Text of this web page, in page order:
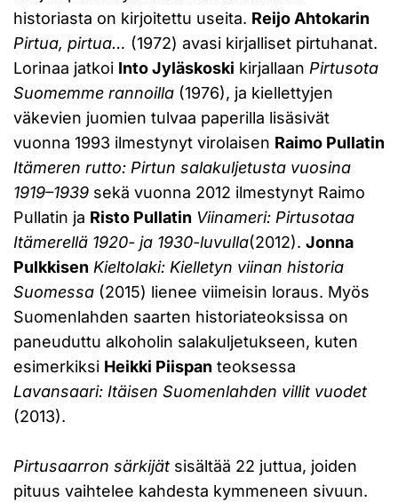
historiasta on kirjoitettu useita. Reijo Ahtokarin
Pirtua, pirtua… (1972) avasi kirjalliset pirtuhanat.
Lorinaa jatkoi Into Jyläskoski kirjallaan Pirtusota
Suomemme rannoilla (1976), ja kiellettyjen
väkevien juomien tulvaa paperilla lisäsivät
vuonna 1993 ilmestynyt virolaisen Raimo Pullatin
Itämeren rutto: Pirtun salakuljetusta vuosina
1919–1939 sekä vuonna 2012 ilmestynyt Raimo
Pullatin ja Risto Pullatin Viinameri: Pirtusotaa
Itämerellä 1920- ja 1930-luvulla(2012). Jonna
Pulkkisen Kieltolaki: Kielletyn viinan historia
Suomessa (2015) lienee viimeisin loraus. Myös
Suomenlahden saarten historiateoksissa on
paneuduttu alkoholin salakuljetukseen, kuten
esimerkiksi Heikki Piispan teoksessa
Lavansaari: Itäisen Suomenlahden villit vuodet
(2013).
Pirtusaarron särkijät sisältää 22 juttua, joiden
pituus vaihtelee kahdesta kymmeneen sivuun.